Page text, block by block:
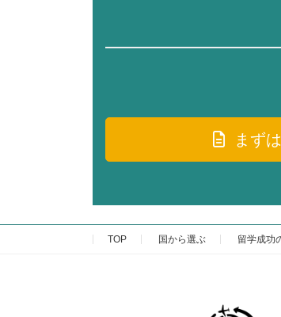
まず
TOP 国から選ぶ 留学成功